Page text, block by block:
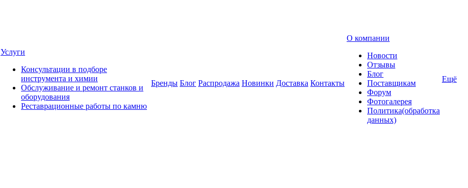
Услуги
Консультации в подборе
инструмента и химии
Обслуживание и ремонт станков и
оборудования
Реставрационные работы по камню
Бренды Блог Распродажа Новинки Доставка Контакты
О компании
Новости
Отзывы
Блог
Поставщикам
Форум
Фотогалерея
Политика(обработка
данных)
Ещё